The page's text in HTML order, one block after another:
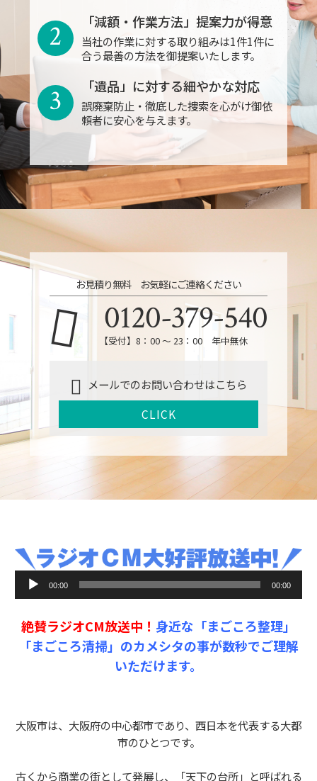
「減額・作業方法」提案力が得意
当社の作業に対する取り組みは1件1件に
合う最善の方法を御提案いたします。
2
「遺品」に対する細やかな対応
誤廃棄防止・徹底した捜索を心がけ御依
頼者に安心を与えます。
3
お見積り無料 お気軽にご連絡ください
0120-379-540
【受付】8：00 ～ 23：00 年中無休
メールでのお問い合わせはこちら
CLICK
レ
00:00 00:00
絶賛ラジオCM放送中！ 身近な「まごころ整理」
「まごころ清掃」のカメシタの事が数秒でご理解
いただけます。
大阪市は、 大阪府の中心都市であり、西日本を代表する大都
市のひとつです。
古くから商業の街として発展し、「天下の台所」と呼ばれる